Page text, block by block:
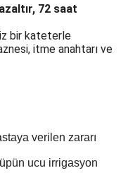
72 saat
bir kateterle
itme anahtarı ve
verilen zararı
ucu irrigasyon